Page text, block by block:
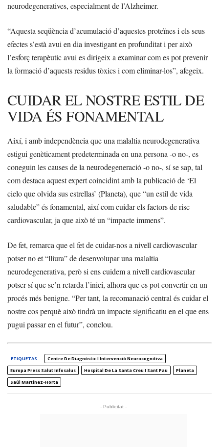
neurodegeneratives, especialment de l’Alzheimer.
“Aquesta seqüència d’acumulació d’aquestes proteïnes i els seus
efectes s’està avui en dia investigant en profunditat i per això
l’esforç terapèutic avui es dirigeix a examinar com es pot prevenir
la formació d’aquests residus tòxics i com eliminar-los”, afegeix.
CUIDAR EL NOSTRE ESTIL DE
VIDA ÉS FONAMENTAL
Així, i amb independència que una malaltia neurodegenerativa
estigui genèticament predeterminada en una persona -o no-, es
coneguin les causes de la neurodegeneració -o no-, sí se sap, tal
com destaca aquest expert coincidint amb la publicació de ‘El
cielo que olvida sus estrellas’ (Planeta), que “un estil de vida
saludable” és fonamental, així com cuidar els factors de risc
cardiovascular, ja que això té un “impacte immens”.
De fet, remarca que el fet de cuidar-nos a nivell cardiovascular
potser no et “lliura” de desenvolupar una malaltia
neurodegenerativa, però si ens cuidem a nivell cardiovascular
potser sí que se’n retarda l’inici, alhora que es pot convertir en un
procés més benigne. “Per tant, la recomanació central és cuidar el
nostre cos perquè això tindrà un impacte significatiu en el que ens
pugui passar en el futur”, conclou.
ETIQUETAS
Centre De Diagnòstic I Intervenció Neurocognitiva
Europa Press Salut Infosalus
Hospital De La Santa Creu I Sant Pau
Planeta
Saúl Martínez-Horta
- Publicitat -